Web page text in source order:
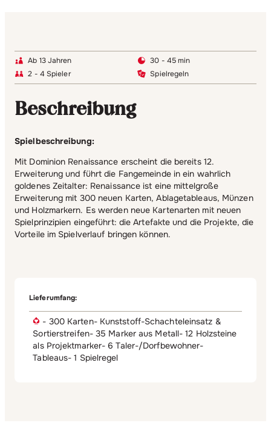
Ab 13 Jahren
30 - 45 min
2 - 4 Spieler
Spielregeln
Beschreibung
Spielbeschreibung:
Mit Dominion Renaissance erscheint die bereits 12.
Erweiterung und führt die Fangemeinde in ein wahrlich
goldenes Zeitalter: Renaissance ist eine mittelgroße
Erweiterung mit 300 neuen Karten, Ablagetableaus, Münzen
und Holzmarkern. Es werden neue Kartenarten mit neuen
Spielprinzipien eingeführt: die Artefakte und die Projekte, die
Vorteile im Spielverlauf bringen können.
Lieferumfang:
- 300 Karten- Kunststoff-Schachteleinsatz &
Sortierstreifen- 35 Marker aus Metall- 12 Holzsteine
als Projektmarker- 6 Taler-/Dorfbewohner-
Tableaus- 1 Spielregel